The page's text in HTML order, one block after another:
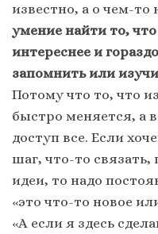
известно, а о чем-
умение найти то,
интереснее и
запомнить или
Потому что то, что
быстро меняется, а
доступ все. Если
шаг, что-то
идеи, то надо
«это что-то новое
«А если я здесь